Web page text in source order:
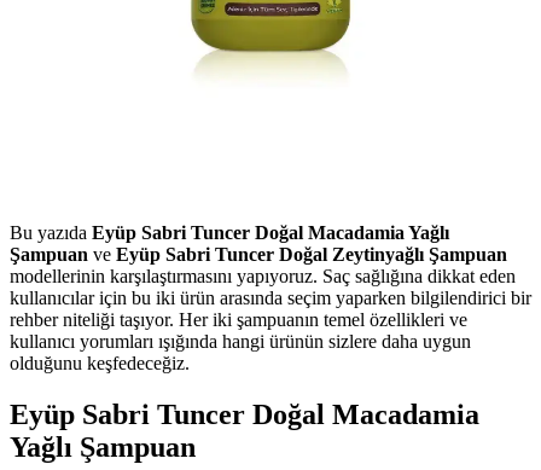
Bu yazıda Eyüp Sabri Tuncer Doğal Macadamia Yağlı
Şampuan ve Eyüp Sabri Tuncer Doğal Zeytinyağlı Şampuan
modellerinin karşılaştırmasını yapıyoruz. Saç sağlığına dikkat eden
kullanıcılar için bu iki ürün arasında seçim yaparken bilgilendirici bir
rehber niteliği taşıyor. Her iki şampuanın temel özellikleri ve
kullanıcı yorumları ışığında hangi ürünün sizlere daha uygun
olduğunu keşfedeceğiz.
Eyüp Sabri Tuncer Doğal Macadamia
Yağlı Şampuan